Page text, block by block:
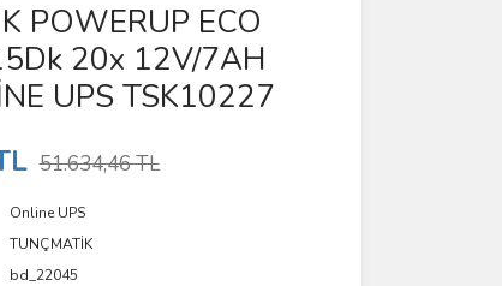
POWERUP ECO
20x 12V/7AH
UPS TSK10227
51.634,46 TL
Online UPS
TUNÇMATİK
bd_22045